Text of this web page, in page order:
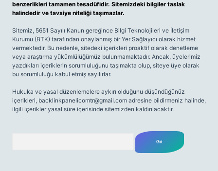
benzerlikleri tamamen tesadüfidir. Sitemizdeki bilgiler taslak
halindedir ve tavsiye niteliği taşımazlar.
Sitemiz, 5651 Sayılı Kanun gereğince Bilgi Teknolojileri ve İletişim
Kurumu (BTK) tarafından onaylanmış bir Yer Sağlayıcı olarak hizmet
vermektedir. Bu nedenle, sitedeki içerikleri proaktif olarak denetleme
veya araştırma yükümlülüğümüz bulunmamaktadır. Ancak, üyelerimiz
yazdıkları içeriklerin sorumluluğunu taşımakta olup, siteye üye olarak
bu sorumluluğu kabul etmiş sayılırlar.
Hukuka ve yasal düzenlemelere aykırı olduğunu düşündüğünüz
içerikleri, backlinkpanelicomtr@gmail.com adresine bildirmeniz halinde,
ilgili içerikler yasal süre içerisinde sitemizden kaldırılacaktır.